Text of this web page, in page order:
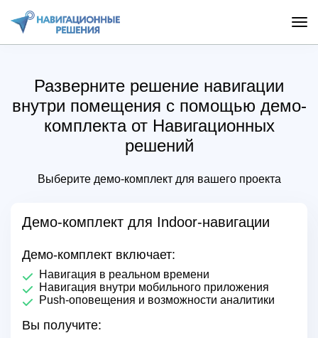
Разверните решение навигации
внутри помещения с помощью демо-
комплекта от Навигационных
решений
Выберите демо-комплект для вашего проекта
Демо-комплект для Indoor-навигации
Демо-комплект включает:
Навигация в реальном времени
Навигация внутри мобильного приложения
Push-оповещения и возможности аналитики
Вы получите: